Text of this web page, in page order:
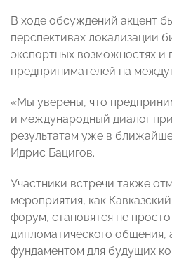
В ходе обсуждений акцент
перспективах локализации
экспортных возможностях и
предпринимателей на
«Мы уверены, что
и международный диалог
результатам уже в
Идрис Бацигов.
Участники встречи также
мероприятия, как
форум, становятся не
дипломатического общения,
фундаментом для будущих